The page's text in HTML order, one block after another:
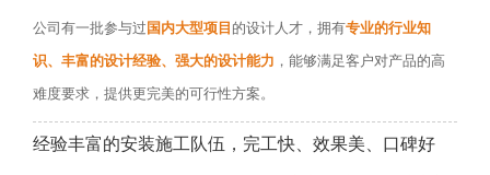
公司有一批参与过 国内大型项目 的设计人才，拥有专业的行业知
识、丰富的设计经验、强大的设计能力 ，能够满足客户对产品的高
难度要求，提供更完美的可行性方案。
经验丰富的安装施工队伍，完工快、效果美、口碑好